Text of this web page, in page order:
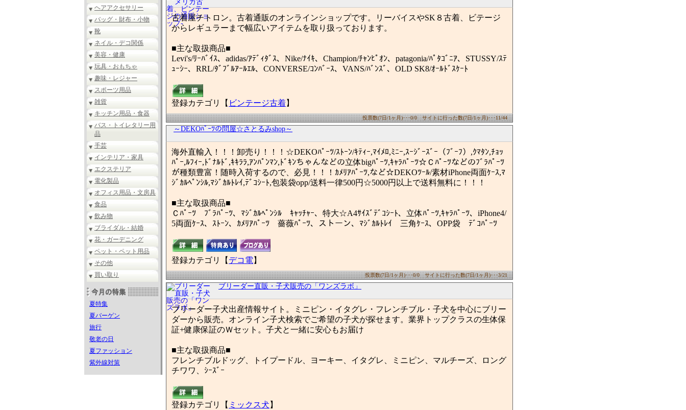
ヘアアクセサリー
バッグ・財布・小物
靴
ネイル・デコ関係
美容・健康
玩具・おもちゃ
趣味・レジャー
スポーツ用品
雑貨
キッチン用品・食器
バス・トイレタリー用
品
手芸
インテリア・家具
エクステリア
電化製品
オフィス用品・文房具
食品
飲み物
ブライダル・結婚
花・ガーデニング
ペット・ペット用品
その他
買い取り
夏特集
夏バーゲン
旅行
敬老の日
夏ファッション
紫外線対策
古着屋チトロン。古着通販のオンラインショップです。リーバイスやSK８古着、ビテージ
からレギュラーまで幅広いアイテムを取り扱っております。
■主な取扱商品■
Levi's/ﾘｰﾊﾞｲｽ、adidas/ｱﾃﾞｨﾀﾞｽ、Nike/ﾅｲｷ、Champion/ﾁｬﾝﾋﾟｵﾝ、patagonia/ﾊﾟﾀｺﾞﾆｱ、STUSSY/ｽﾃ
ｭｰｼｰ、RRL/ﾀﾞﾌﾞﾙｱｰﾙｴﾙ、CONVERSE/ｺﾝﾊﾞｰｽ、VANS/ﾊﾞﾝｽﾞ、OLD SK8/ｵｰﾙﾄﾞｽｹｰﾄ
登録カテゴリ【 ビンテージ古着】
投票数(7日/1ヶ月)･･･0/0 サイトに行った数(7日/1ヶ月)･･･11/44
～DEKOﾊﾟｰﾂの問屋☆さとるみshop～
海外直輸入！！！卸売り！！！☆DEKOﾊﾟｰﾂ/ｽﾄｰﾝ/ｷﾃｨｰ,ﾏｲﾒﾛ,ﾐﾆｰ,ｽｰｼﾞｰｽﾞｰ（ﾌﾞｰﾌ）,ｸﾏﾀﾝ,ﾁｮｯ
ﾊﾟｰ,ﾙﾌｨｰ,ﾄﾞﾅﾙﾄﾞ,ｷｷﾗﾗ,ｱﾝﾊﾟﾝﾏﾝ,ﾄﾞｷﾝちゃんなどの立体bigﾊﾟｰﾂ,ｷｬﾗﾊﾟｰﾂ☆Ｃﾊﾟｰﾂなどのﾌﾞﾗﾊﾟｰﾂ
が種類豊富！随時入荷するので、必見！！！ｶﾒﾘｱﾊﾟｰﾂ,など☆DEKOﾂｰﾙ/素材iPhone両面ｹｰｽ,ﾏ
ｼﾞｶﾙﾍﾟﾝｼﾙ,ﾏｼﾞｶﾙﾄﾚｲ,ﾃﾞｺｼｰﾄ,包装袋opp/送料一律500円☆5000円以上で送料無料に！！！
■主な取扱商品■
Ｃﾊﾟｰﾂ ﾌﾞﾗﾊﾟｰﾂ、ﾏｼﾞｶﾙﾍﾟﾝｼﾙ ｷｬｯﾁｬｰ、特大☆A4ｻｲｽﾞﾃﾞｺｼｰﾄ、立体ﾊﾟｰﾂ,ｷｬﾗﾊﾟｰﾂ、iPhone4/
5両面ｹｰｽ、ｽﾄｰﾝ、ｶﾒﾘｱﾊﾟｰﾂ 薔薇ﾊﾟｰﾂ、ストーン、ﾏｼﾞｶﾙﾄﾚｲ 三角ｹｰｽ、OPP袋 ﾃﾞｺﾊﾟｰﾂ
登録カテゴリ【 デコ電】
投票数(7日/1ヶ月)･･･0/0 サイトに行った数(7日/1ヶ月)･･･3/21
ブリーダー直販・子犬販売の「ワンズラボ」
ブリーダー子犬出産情報サイト。ミニピン・イタグレ・フレンチブル・子犬を中心にブリー
ダーから販売。オンライン子犬検索でご希望の子犬が探せます。業界トップクラスの生体保
証+健康保証のＷセット。子犬と一緒に安心もお届け
■主な取扱商品■
フレンチブルドッグ、トイプードル、ヨーキー、イタグレ、ミニピン、マルチーズ、ロング
チワワ、ｼｰｽﾞｰ
登録カテゴリ【 ミックス犬 】